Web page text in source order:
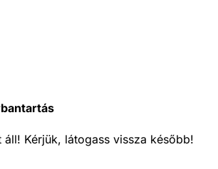
Kérjük, látogass vissza később!